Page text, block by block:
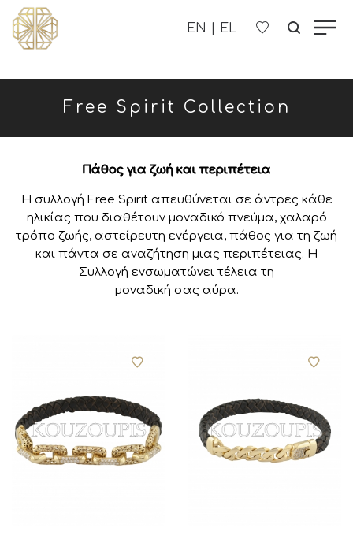
ΠΑΙΔΙΚΑ
ΕΠΙΚΟΙΝΩΝΊΑ
Free Spirit Collection
Πάθος για ζωή και περιπέτεια
Η συλλογή Free Spirit απευθύνεται σε άντρες κάθε
ηλικίας που διαθέτουν μοναδικό πνεύμα, χαλαρό
τρόπο ζωής, αστείρευτη ενέργεια, πάθος για τη ζωή
και πάντα σε αναζήτηση μιας περιπέτειας. Η
Συλλογή ενσωματώνει τέλεια τη
μοναδική σας αύρα.